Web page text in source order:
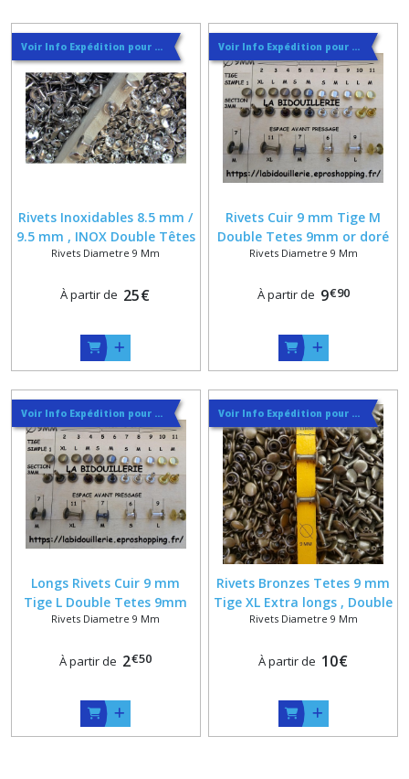
Voir Info Expédition pour Régler les Frais de Port au Meilleur Prix , En haut d'ecran à Droite
Rivets Inoxidables 8.5 mm /
9.5 mm , INOX Double Têtes
9 mm Tiges Tetes et
Rivets Diametre 9 Mm
À partir de 25€
Voir Info Expédition pour Régler les Frais de Port au Meilleur Prix , En haut d'ecran à Droite
Rivets Cuir 9 mm Tige M
Double Tetes 9mm or doré
bronze nickel argenté
Rivets Diametre 9 Mm
À partir de 9€90
Voir Info Expédition pour Régler les Frais de Port au Meilleur Prix , En haut d'ecran à Droite
Longs Rivets Cuir 9 mm
Tige L Double Tetes 9mm
vieux laiton or doré bronze
Rivets Diametre 9 Mm
À partir de 2€50
Voir Info Expédition pour Régler les Frais de Port au Meilleur Prix , En haut d'ecran à Droite
Rivets Bronzes Tetes 9 mm
Tige XL Extra longs , Double
Calottes , 2P9/14
Rivets Diametre 9 Mm
À partir de 10€